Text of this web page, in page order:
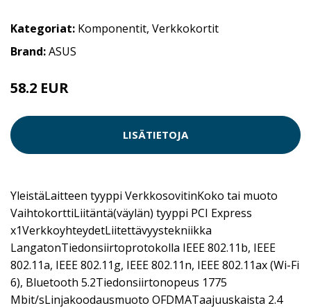
Kategoriat: Komponentit, Verkkokortit
Brand:ASUS
58.2 EUR
LISÄTIETOJA
YleistäLaitteen tyyppi VerkkosovitinKoko tai muoto
VaihtokorttiLiitäntä(väylän) tyyppi PCI Express
x1VerkkoyhteydetLiitettävyystekniikka
LangatonTiedonsiirtoprotokolla IEEE 802.11b, IEEE
802.11a, IEEE 802.11g, IEEE 802.11n, IEEE 802.11ax (Wi-Fi
6), Bluetooth 5.2Tiedonsiirtonopeus 1775
Mbit/sLinjakoodausmuoto OFDMATaajuuskaista 2.4